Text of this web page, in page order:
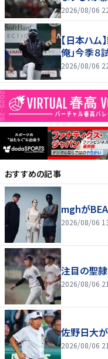
2026/08/06
【日本ハム
俺」今季
2026/08/06
おすすめの記事
mghが
2026/08/06
注目の聖
2026/08/06
佐野日大
2026/08/06